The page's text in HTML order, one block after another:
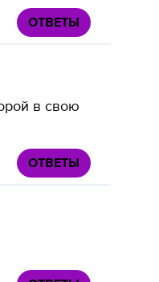
ОТВЕТЫ
в свою
ОТВЕТЫ